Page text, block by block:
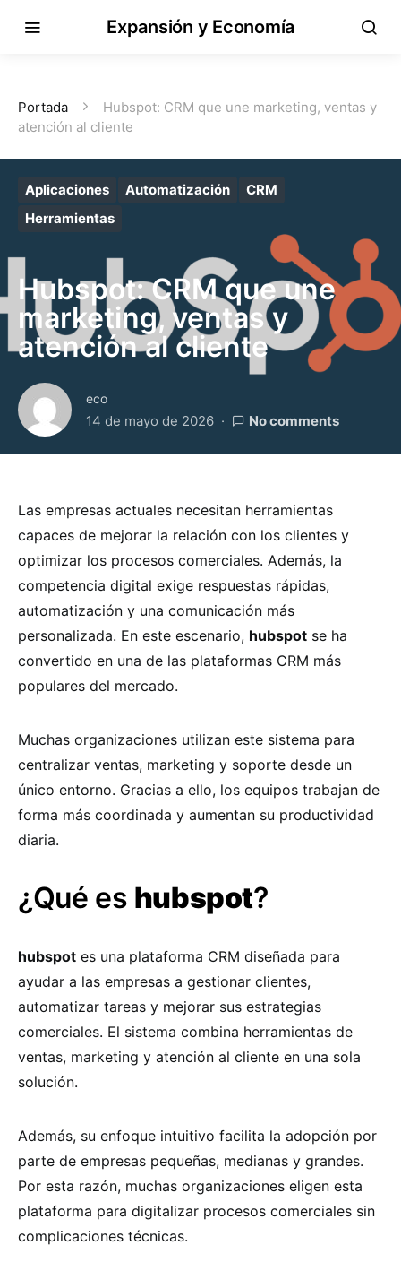
Expansión y Economía
Portada
Hubspot: CRM que une marketing, ventas y
atención al cliente
Aplicaciones Automatización
CRM
Herramientas
Hubspot: CRM que une
marketing, ventas y
atención al cliente
eco
14 de mayo de 2026 No comments
Las empresas actuales necesitan herramientas
capaces de mejorar la relación con los clientes y
optimizar los procesos comerciales. Además, la
competencia digital exige respuestas rápidas,
automatización y una comunicación más
personalizada. En este escenario, hubspot se ha
convertido en una de las plataformas CRM más
populares del mercado.
Muchas organizaciones utilizan este sistema para
centralizar ventas, marketing y soporte desde un
único entorno. Gracias a ello, los equipos trabajan de
forma más coordinada y aumentan su productividad
diaria.
¿Qué es hubspot?
hubspot es una plataforma CRM diseñada para
ayudar a las empresas a gestionar clientes,
automatizar tareas y mejorar sus estrategias
comerciales. El sistema combina herramientas de
ventas, marketing y atención al cliente en una sola
solución.
Además, su enfoque intuitivo facilita la adopción por
parte de empresas pequeñas, medianas y grandes.
Por esta razón, muchas organizaciones eligen esta
plataforma para digitalizar procesos comerciales sin
complicaciones técnicas.